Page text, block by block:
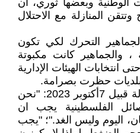
الوطنية وبعضها ثوري، ان
المنازلة مع الاحتلال
التحرك لكي تكون
، والجماهير كانت مكبوتة
انتخابات الهيئات الإدارية
حظرت بصرامة.
عينة من التصريحات المتداولة قبيل 7أكتوبر 2023: "نحن
الفلسطينية يجب ان
اليوم وليس الغد."؛ "يجب